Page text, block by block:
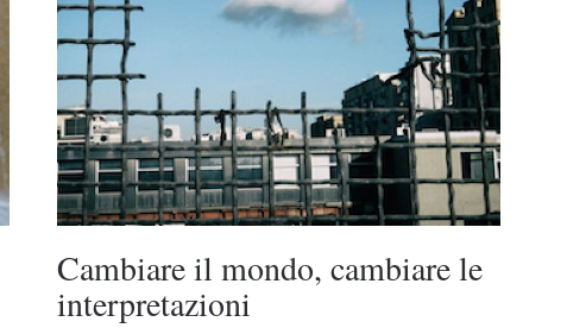
Cambiare il mondo, cambiare le
interpretazioni